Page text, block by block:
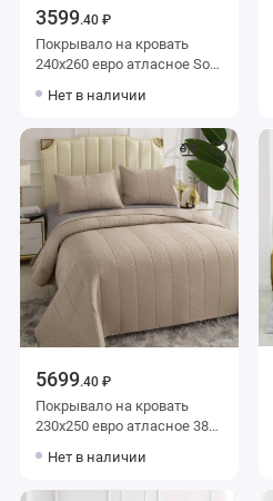
3599.40 ₽
Покрывало на кровать
240х260 евро атласное Sofi
Нет в наличии
5699.40 ₽
Покрывало на кровать
230х250 евро атласное 380
Нет в наличии